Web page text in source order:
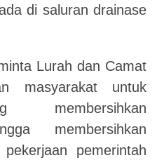
di saluran drainase
Lurah dan Camat
masyarakat untuk
membersihkan
membersihkan
pemerintah